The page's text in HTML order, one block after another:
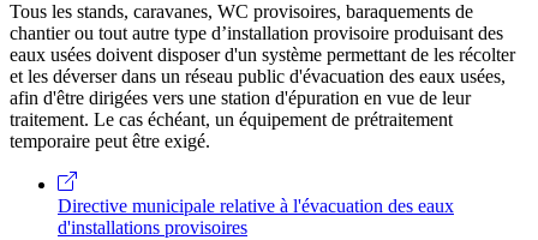
Tous les stands, caravanes, WC provisoires, baraquements de
chantier ou tout autre type d’installation provisoire produisant des
eaux usées doivent disposer d'un système permettant de les récolter
et les déverser dans un réseau public d'évacuation des eaux usées,
afin d'être dirigées vers une station d'épuration en vue de leur
traitement. Le cas échéant, un équipement de prétraitement
temporaire peut être exigé.
Directive municipale relative à l'évacuation des eaux
d'installations provisoires